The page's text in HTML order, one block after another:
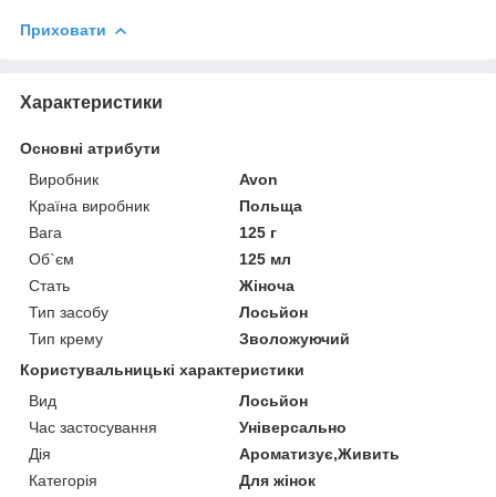
Приховати
Характеристики
Основні атрибути
Виробник
Avon
Країна виробник
Польща
Вага
125 г
Об`єм
125 мл
Стать
Жіноча
Тип засобу
Лосьйон
Тип крему
Зволожуючий
Користувальницькі характеристики
Вид
Лосьйон
Час застосування
Універсально
Дія
Ароматизує,Живить
Категорія
Для жінок